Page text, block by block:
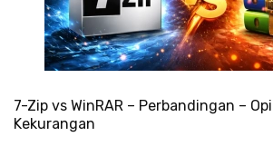
7-Zip vs WinRAR – Perbandingan –
Kekurangan